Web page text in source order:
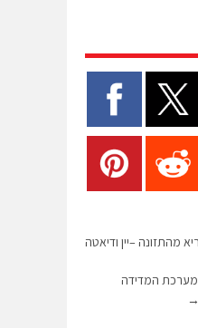
מהתזונה –יין ודיאטה
המדידה
→